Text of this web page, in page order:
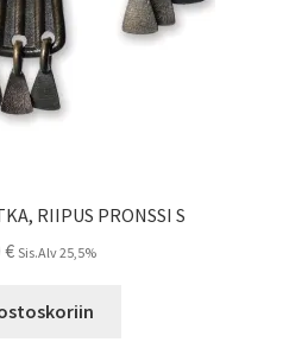
RIIPUS PRONSSI S
€ Sis.Alv 25,5%